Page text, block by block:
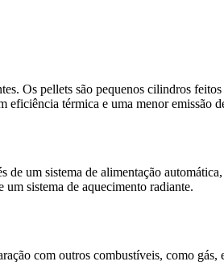
Os pellets são pequenos cilindros
eficiência térmica e uma menor emissão
um sistema de alimentação
sistema de aquecimento radiante.
com outros combustíveis, como